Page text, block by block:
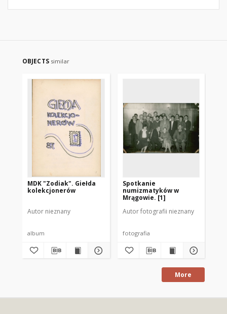
OBJECTS similar
MDK "Zodiak". Giełda
kolekcjonerów
Autor nieznany
album
Spotkanie
numizmatyków w
Mrągowie. [1]
Autor fotografii nieznany
fotografia
More